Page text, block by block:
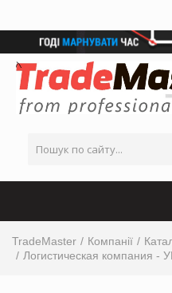
TradeMaster Компанії
Логистическая компания -